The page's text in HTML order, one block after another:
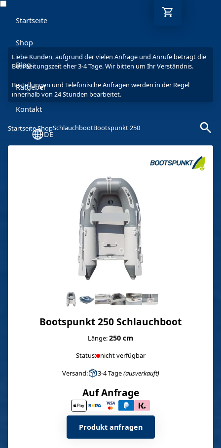
Startseite
Shop
Blog
Ratgeber
Kontakt
DE
Liebe Kunden, aufgrund der vielen Anfrage und Anrufe beträgt die
Bearbeitungszeit eher 3-4 Tage. Wir bitten um Ihr Verständnis.
Bestellungen und Telefonische Anfragen werden in der Regel
innerhalb von 24 Stunden bearbeitet.
Startseite ShopSchlauchbootBootspunkt 250
Bootspunkt 250 Schlauchboot
Länge:250 cm
Status: nicht verfügbar
Versand:
3-4 Tage(ausverkauft)
Auf Anfrage
Produkt anfragen